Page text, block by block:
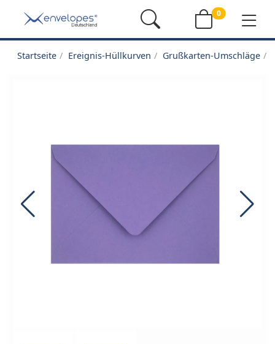
0
Startseite Ereignis-Hüllkurven Grußkarten-Umschläge